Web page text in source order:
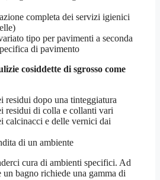
completa dei servizi igienici
tipo per pavimenti a seconda
di pavimento
cosiddette di sgrosso come
residui dopo una tinteggiatura
residui di colla e collanti vari
calcinacci e delle vernici dai
di un ambiente
cura di ambienti specifici. Ad
un bagno richiede una gamma di